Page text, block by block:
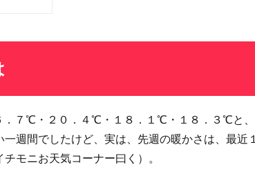
７℃・２０．４℃・１８．１℃・１８．３℃と、
週間でしたけど、実は、先週の暖かさは、最近１
モニお天気コーナー曰く）。